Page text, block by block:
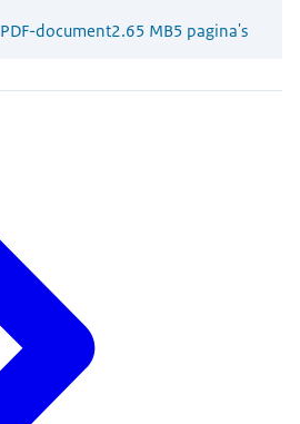
PDF-document2.65 MB5 pagina's